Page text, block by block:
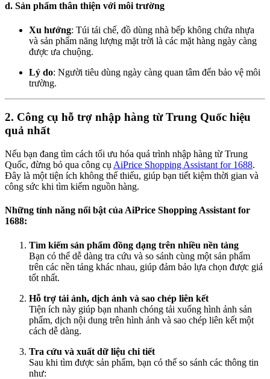
d. Sản phẩm thân thiện với môi trường
Xu hướng: Túi tái chế, đồ dùng nhà bếp không chứa nhựa
và sản phẩm năng lượng mặt trời là các mặt hàng ngày càng
được ưa chuộng.
Lý do: Người tiêu dùng ngày càng quan tâm đến bảo vệ môi
trường.
2. Công cụ hỗ trợ nhập hàng từ Trung Quốc hiệu
quả nhất
Nếu bạn đang tìm cách tối ưu hóa quá trình nhập hàng từ Trung
Quốc, đừng bỏ qua công cụ AiPrice Shopping Assistant for 1688.
Đây là một tiện ích không thể thiếu, giúp bạn tiết kiệm thời gian và
công sức khi tìm kiếm nguồn hàng.
Những tính năng nổi bật của AiPrice Shopping Assistant for
1688:
Tìm kiếm sản phẩm đồng dạng trên nhiều nền tảng
Bạn có thể dễ dàng tra cứu và so sánh cùng một sản phẩm
trên các nền tảng khác nhau, giúp đảm bảo lựa chọn được giá
tốt nhất.
Hỗ trợ tải ảnh, dịch ảnh và sao chép liên kết
Tiện ích này giúp bạn nhanh chóng tải xuống hình ảnh sản
phẩm, dịch nội dung trên hình ảnh và sao chép liên kết một
cách dễ dàng.
Tra cứu và xuất dữ liệu chi tiết
Sau khi tìm được sản phẩm, bạn có thể so sánh các thông tin
như: